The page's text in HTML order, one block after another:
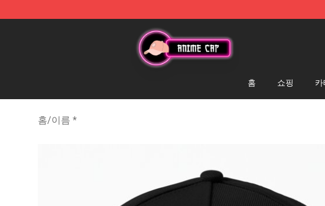
Anime Cap Shop - The Best Store of Anime Cap
홈 쇼핑
홈/이름 *